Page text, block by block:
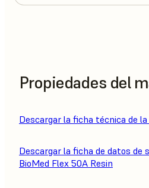
Propiedades del
Descargar la ficha técnica de
Descargar la ficha de datos de
BioMed Flex 50A Resin